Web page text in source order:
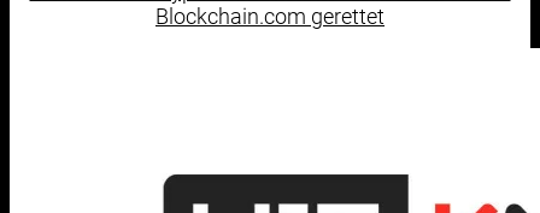
Blockchain.com gerettet